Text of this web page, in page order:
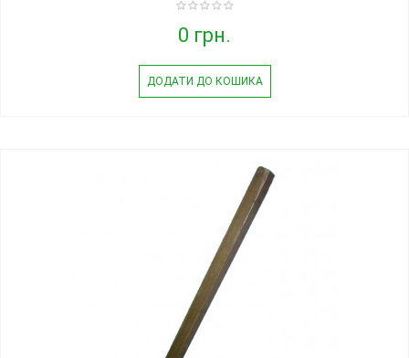
0 грн.
ДОДАТИ ДО КОШИКА